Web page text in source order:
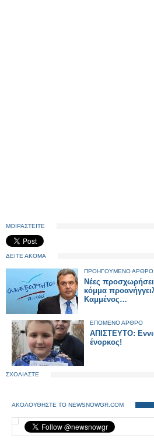
ΜΟΙΡΑΣΤΕΙΤΕ
ΔΕΙΤΕ ΑΚΟΜΑ
ΠΡΟΗΓΟΥΜΕΝΟ ΑΡΘΡΟ
Νέες
κόμμα
Καμμένος…
ΕΠΟΜΕΝΟ ΑΡΘΡΟ
ΑΠΙΣΤΕΥΤΟ:
ένορκος!
ΣΧΟΛΙΑΣΤΕ
ΑΚΟΛΟΥΘΗΣΤΕ ΤΟ NEWSNOWGR.COM